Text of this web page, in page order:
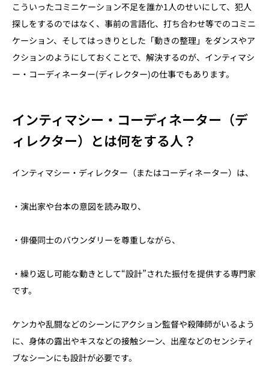
こういったコミニケーション不足を誰か1人のせいにして、犯人
探しをするのではなく、事前の言語化、打ち合わせ等でのコミニ
ケーション、そしてはっきりとした「動きの整理」をダンスやア
クションのようにしておくことで、解決するのが、インティマシ
ー・コーディネーター(ディレクター)の仕事でもあります。
インティマシー・コーディネーター（デ
ィレクター）とは何をする人？
インティマシー・ディレクター（またはコーディネーター）は、
・演出家や台本の意図を読み取り、
・俳優同士のバウンダリーを尊重しながら、
・繰り返し可能な動きとして“設計”された振付を提供する専門家
です。
ケンカや乱闘などのシーンにアクション監督や殺陣師がいるよう
に、身体の露出やキスなどの接触シーン、出産などのセンシティ
ブなシーンにも設計が必要です。